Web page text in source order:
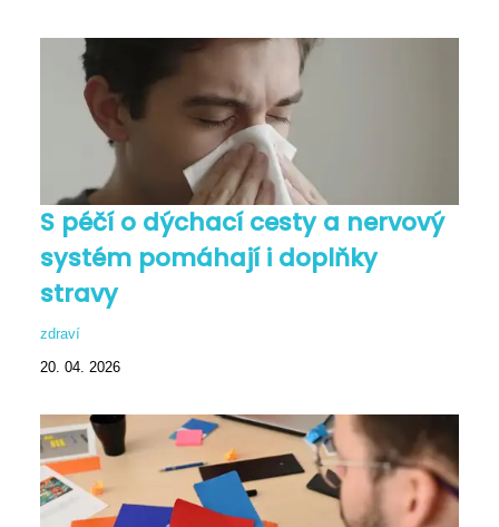
S péčí o dýchací cesty a nervový
systém pomáhají i doplňky
stravy
zdraví
20. 04. 2026